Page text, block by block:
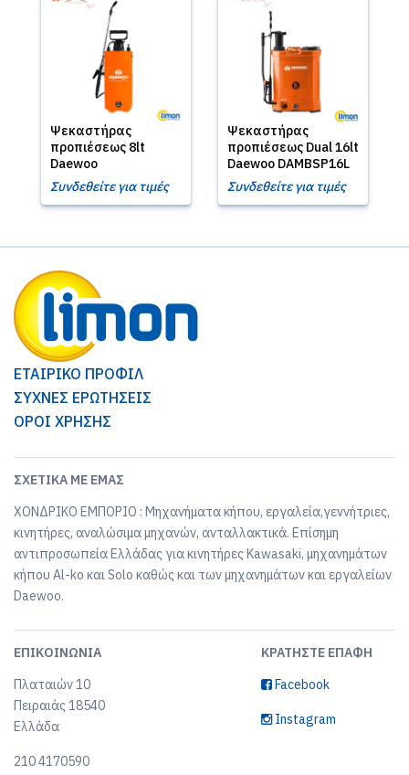
Ψεκαστήρας
προπιέσεως 8lt
Daewoo
Συνδεθείτε για τιμές
Ψεκαστήρας
προπιέσεως Dual 16lt
Daewoo DAMBSP16L
Συνδεθείτε για τιμές
ΕΤΑΙΡΙΚΟ ΠΡΟΦΙΛ
ΣΥΧΝΕΣ ΕΡΩΤΗΣΕΙΣ
ΟΡΟΙ ΧΡΗΣΗΣ
ΣΧΕΤΙΚΆ ΜΕ ΕΜΆΣ
ΧΟΝΔΡΙΚΟ ΕΜΠΟΡΙΟ : Μηχανήματα κήπου, εργαλεία,γεννήτριες,
κινητήρες, αναλώσιμα μηχανών, ανταλλακτικά. Επίσημη
αντιπροσωπεία Ελλάδας για κινητήρες Kawasaki, μηχανημάτων
κήπου Al-ko και Solo καθώς και των μηχανημάτων και εργαλείων
Daewoo.
ΕΠΙΚΟΙΝΩΝΊΑ
Πλαταιών 10
Πειραιάς 18540
Ελλάδα
210 4170590
ΚΡΑΤΉΣΤΕ ΕΠΑΦΉ
Facebook
Instagram